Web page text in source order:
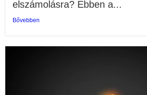
elszámolásra? Ebben a...
Bővebben